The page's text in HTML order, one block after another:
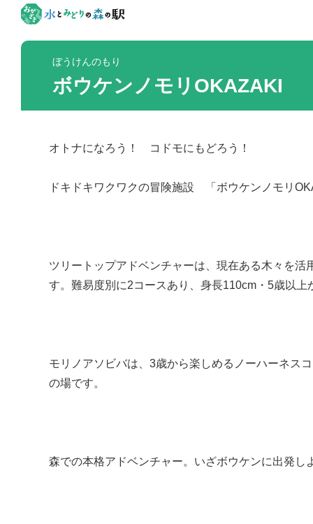
ぼうけんのもり
ボウケンノモリOKAZAKI
オトナになろう！ コドモにもどろう！
ドキドキワクワクの冒険施設 「ボウケンノモリ
ツリートップアドベンチャーは、現在ある木々を
す。難易度別に2コースあり、身長110cm・5歳以上
モリノアソビバは、3歳から楽しめるノーハーネス
の場です。
森での本格アドベンチャー。いざボウケンに出発し